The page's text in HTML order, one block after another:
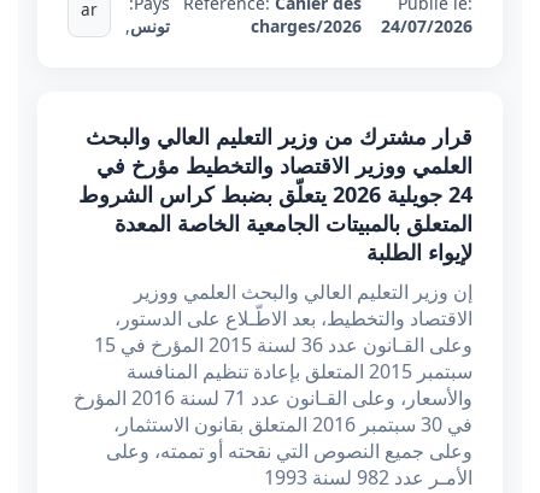
24/07/2026
charges/2026
تونس,
ar
قرار مشترك من وزير التعليم العالي والبحث
العلمي ووزير الاقتصاد والتخطيط مؤرخ في
24 جويلية 2026 يتعلّق بضبط كراس الشروط
المتعلق بالمبيتات الجامعية الخاصة المعدة
لإيواء الطلبة
إن وزير التعليم العالي والبحث العلمي ووزير
الاقتصاد والتخطيط، بعد الاطّـلاع على الدستور،
وعلى القـانون عدد 36 لسنة 2015 المؤرخ في 15
سبتمبر 2015 المتعلق بإعادة تنظيم المنافسة
والأسعار، وعلى القـانون عدد 71 لسنة 2016 المؤرخ
في 30 سبتمبر 2016 المتعلق بقانون الاستثمار،
وعلى جميع النصوص التي نقحته أو تممته، وعلى
الأمـر عدد 982 لسنة 1993